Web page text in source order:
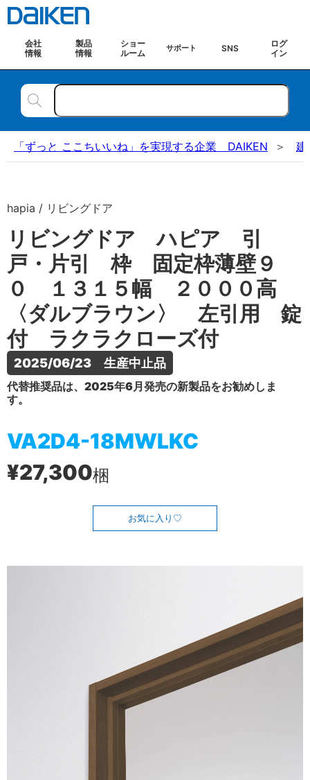
会社
情報
製品
情報
ショー
ルーム
サポート SNS
ログ
イン
「ずっと ここちいいね」を実現する企業 DAIKEN 建
hapia / リビングドア
リビングドア ハピア 引
戸・片引 枠 固定枠薄壁９
０ １３１５幅 ２０００高
〈ダルブラウン〉 左引用 錠
付 ラクラクローズ付
2025/06/23　生産中止品
代替推奨品は、2025年6月発売の新製品をお勧めしま
す。
VA2D4-18MWLKC
¥27,300梱
お気に入り